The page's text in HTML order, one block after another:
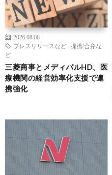
2026.08.08
プレスリリースなど
提携/合弁な
ど
三菱商事とメディパルHD、医
療機関の経営効率化支援で連
携強化